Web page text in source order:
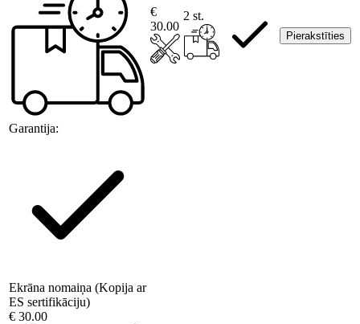
Garantija:
€
30.00
2 st.
Pierakstīties
Ekrāna nomaiņa (Kopija ar
ES sertifikāciju)
€ 30.00